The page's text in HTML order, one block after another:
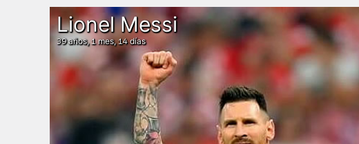
Lionel Messi
39años,1mes, 14días